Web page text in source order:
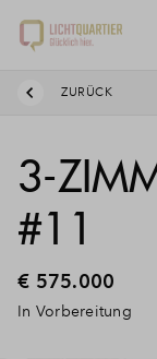
ZURÜCK
3-
#11
€ 575.000
In Vorbereitung